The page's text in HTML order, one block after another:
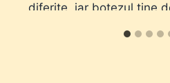
diferite, iar botezul ține